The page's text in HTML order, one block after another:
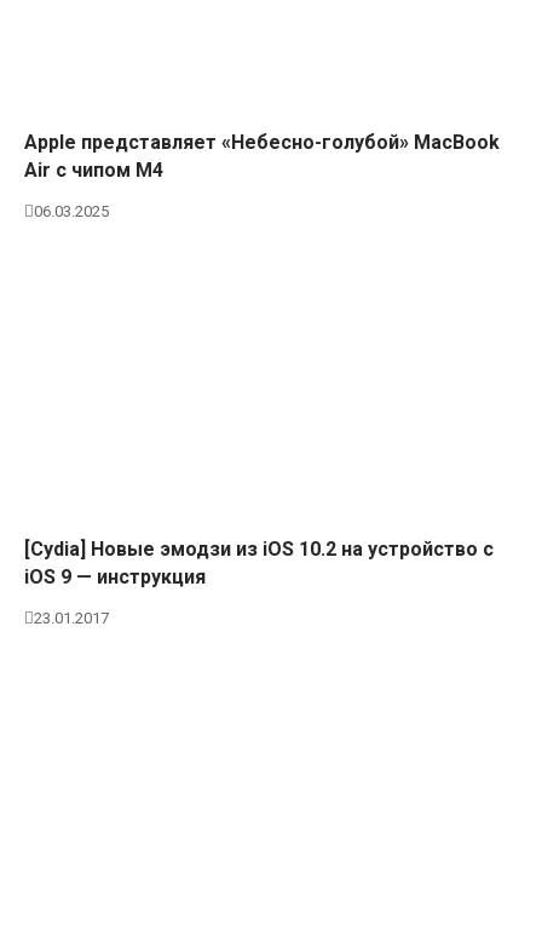
Apple представляет «Небесно-голубой» MacBook
Air с чипом M4
06.03.2025
[Cydia] Новые эмодзи из iOS 10.2 на устройство с
iOS 9 — инструкция
23.01.2017